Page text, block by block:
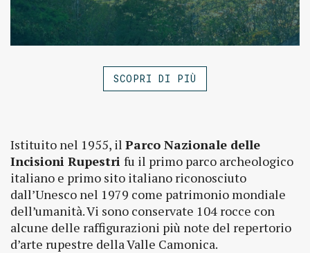
SCOPRI DI PIÙ
Istituito nel 1955, il Parco Nazionale delle
Incisioni Rupestri fu il primo parco archeologico
italiano e primo sito italiano riconosciuto
dall’Unesco nel 1979 come patrimonio mondiale
dell’umanità. Vi sono conservate 104 rocce con
alcune delle raffigurazioni più note del repertorio
d’arte rupestre della Valle Camonica.